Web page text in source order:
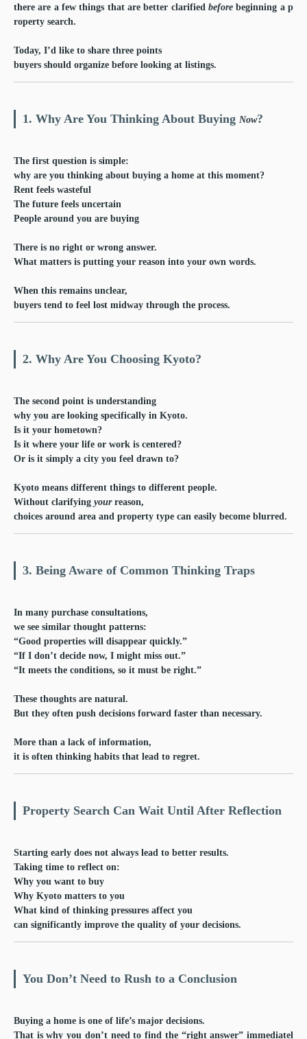
there are a few things that are better clarified before beginning a p
roperty search.
Today, I’d like to share three points
buyers should organize before looking at listings.
1. Why Are You Thinking About Buying Now?
The first question is simple:
why are you thinking about buying a home at this moment?
Rent feels wasteful
The future feels uncertain
People around you are buying
There is no right or wrong answer.
What matters is putting your reason into your own words.
When this remains unclear,
buyers tend to feel lost midway through the process.
2. Why Are You Choosing Kyoto?
The second point is understanding
why you are looking specifically in Kyoto.
Is it your hometown?
Is it where your life or work is centered?
Or is it simply a city you feel drawn to?
Kyoto means different things to different people.
Without clarifying yourreason,
choices around area and property type can easily become blurred.
3. Being Aware of Common Thinking Traps
In many purchase consultations,
we see similar thought patterns:
“Good properties will disappear quickly.”
“If I don’t decide now, I might miss out.”
“It meets the conditions, so it must be right.”
These thoughts are natural.
But they often push decisions forward faster than necessary.
More than a lack of information,
it is often thinking habits that lead to regret.
Property Search Can Wait Until After Reflection
Starting early does not always lead to better results.
Taking time to reflect on:
Why you want to buy
Why Kyoto matters to you
What kind of thinking pressures affect you
can significantly improve the quality of your decisions.
You Don’t Need to Rush to a Conclusion
Buying a home is one of life’s major decisions.
That is why you don’t need to find the “right answer” immediatel